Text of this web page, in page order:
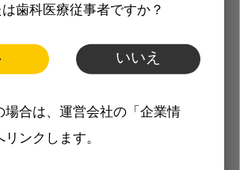
歯科医療従事者ですか？
いいえ
場合は、運営会社の「企業情
ンクします。
品価格も閲覧可能